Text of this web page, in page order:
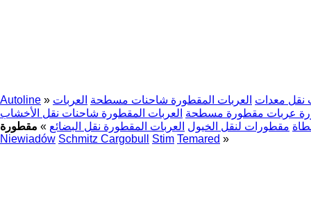
Autoline » نقل معدات العربات المقطورة شاحنات مسطحة العربات
عربات مقطورة مسطحة العربات المقطورة شاحنات نقل الأخشاب
مقطورات لنقل الخيول العربات المقطورة نقل البضائع »
Niewiadów Schmitz Cargobull Stim Temared »